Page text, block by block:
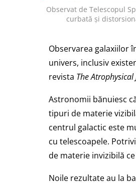
Observat de Telescopul
curbată și
Observarea galaxiilor
univers, inclusiv
revista The
Astronomii bănuiesc
tipuri de materie
centrul galactic este
cu telescoapele.
de materie invizibilă
Noile rezultate au la